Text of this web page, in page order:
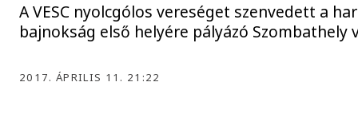
A VESC nyolcgólos vereséget szenvedett a
bajnokság első helyére pályázó Szombathely
2017. ÁPRILIS 11. 21:22